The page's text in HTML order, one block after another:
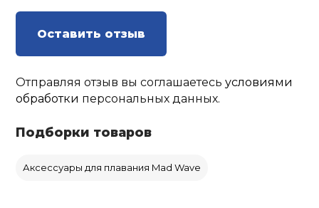
Оставить отзыв
Отправляя отзыв вы соглашаетесьусловиями
обработки персональных данных.
Подборки товаров
Аксессуары для плавания Mad Wave